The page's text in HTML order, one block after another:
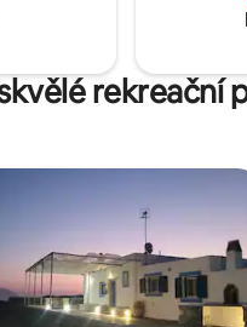
rekreační